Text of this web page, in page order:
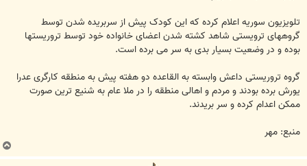
تلویزیون سوریه اعلام کرده که این کودک پیش از سربریده شدن توسط
گروههای ترویستی شاهد کشته شدن اعضای خانواده خود توسط تروریستها
بوده و در وضعیت بسیار بدی به سر می برده است.
گروه تروریستی داعش وابسته به القاعده دو هفته پیش به منطقه کارگری عدرا
یورش برده بودند و مردم و اهالی منطقه را در ملا عام به شنیع ترین صورت
ممکن اعدام کرده و سر بریدند.
منبع: مهر
ب
ا